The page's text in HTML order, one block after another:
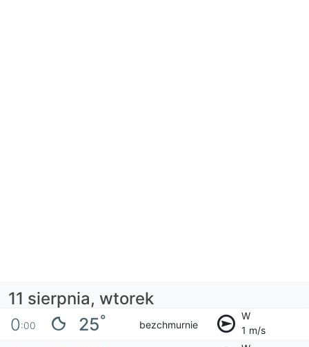
11 sierpnia, wtorek
0:00 25° bezchmurnie
W
1 m/s